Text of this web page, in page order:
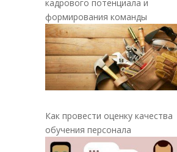
кадрового потенциала и
формирования команды
Как провести оценку качества
обучения персонала